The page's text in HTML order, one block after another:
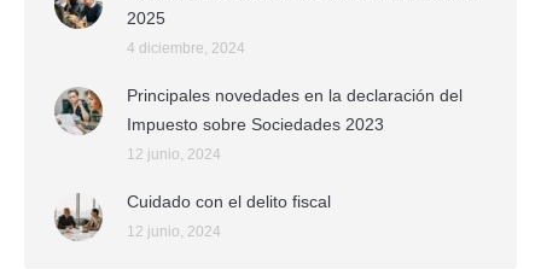
2025
4 diciembre, 2024
Principales novedades en la declaración del
Impuesto sobre Sociedades 2023
12 junio, 2024
Cuidado con el delito fiscal
12 junio, 2024